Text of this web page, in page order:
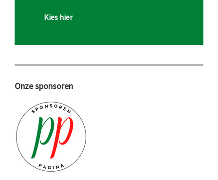
Kies hier
Onze sponsoren